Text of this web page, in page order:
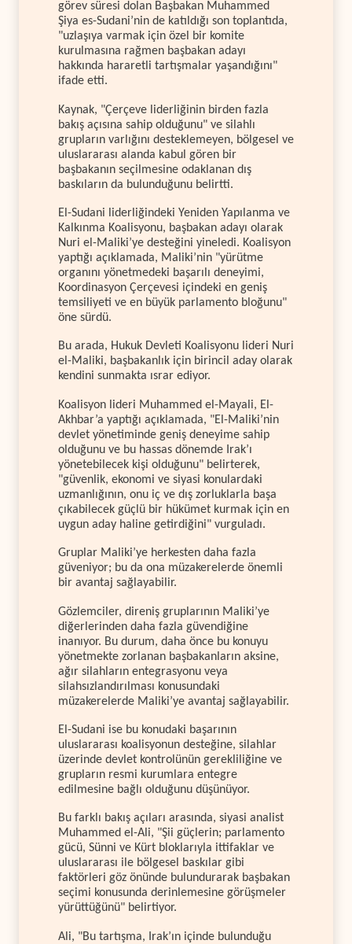
görev süresi dolan Başbakan Muhammed
Şiya es-Sudani’nin de katıldığı son toplantıda,
"uzlaşıya varmak için özel bir komite
kurulmasına rağmen başbakan adayı
hakkında hararetli tartışmalar yaşandığını"
ifade etti.
Kaynak, "Çerçeve liderliğinin birden fazla
bakış açısına sahip olduğunu" ve silahlı
grupların varlığını desteklemeyen, bölgesel ve
uluslararası alanda kabul gören bir
başbakanın seçilmesine odaklanan dış
baskıların da bulunduğunu belirtti.
El-Sudani liderliğindeki Yeniden Yapılanma ve
Kalkınma Koalisyonu, başbakan adayı olarak
Nuri el-Maliki’ye desteğini yineledi. Koalisyon
yaptığı açıklamada, Maliki’nin "yürütme
organını yönetmedeki başarılı deneyimi,
Koordinasyon Çerçevesi içindeki en geniş
temsiliyeti ve en büyük parlamento bloğunu"
öne sürdü.
Bu arada, Hukuk Devleti Koalisyonu lideri Nuri
el-Maliki, başbakanlık için birincil aday olarak
kendini sunmakta ısrar ediyor.
Koalisyon lideri Muhammed el-Mayali, El-
Akhbar’a yaptığı açıklamada, "El-Maliki’nin
devlet yönetiminde geniş deneyime sahip
olduğunu ve bu hassas dönemde Irak’ı
yönetebilecek kişi olduğunu" belirterek,
"güvenlik, ekonomi ve siyasi konulardaki
uzmanlığının, onu iç ve dış zorluklarla başa
çıkabilecek güçlü bir hükümet kurmak için en
uygun aday haline getirdiğini" vurguladı.
Gruplar Maliki’ye herkesten daha fazla
güveniyor; bu da ona müzakerelerde önemli
bir avantaj sağlayabilir.
Gözlemciler, direniş gruplarının Maliki’ye
diğerlerinden daha fazla güvendiğine
inanıyor. Bu durum, daha önce bu konuyu
yönetmekte zorlanan başbakanların aksine,
ağır silahların entegrasyonu veya
silahsızlandırılması konusundaki
müzakerelerde Maliki’ye avantaj sağlayabilir.
El-Sudani ise bu konudaki başarının
uluslararası koalisyonun desteğine, silahlar
üzerinde devlet kontrolünün gerekliliğine ve
grupların resmi kurumlara entegre
edilmesine bağlı olduğunu düşünüyor.
Bu farklı bakış açıları arasında, siyasi analist
Muhammed el-Ali, "Şii güçlerin; parlamento
gücü, Sünni ve Kürt bloklarıyla ittifaklar ve
uluslararası ile bölgesel baskılar gibi
faktörleri göz önünde bulundurarak başbakan
seçimi konusunda derinlemesine görüşmeler
yürüttüğünü" belirtiyor.
Ali, "Bu tartışma, Irak’ın içinde bulunduğu